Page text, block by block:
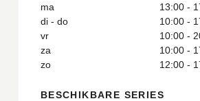
ma
13:00 -
di - do
10:00 -
vr
10:00 -
za
10:00 -
zo
12:00 -
BESCHIKBARE SERIES